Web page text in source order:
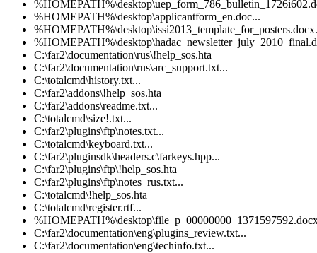
%HOMEPATH%\desktop\applicantform_en.doc...
C:\far2\documentation\rus\!help_sos.hta
C:\far2\documentation\rus\arc_support.txt...
C:\totalcmd\history.txt...
C:\far2\addons\!help_sos.hta
C:\far2\addons\readme.txt...
C:\totalcmd\size!.txt...
C:\far2\plugins\ftp\notes.txt...
C:\totalcmd\keyboard.txt...
C:\far2\pluginsdk\headers.c\farkeys.hpp...
C:\far2\plugins\ftp\!help_sos.hta
C:\far2\plugins\ftp\notes_rus.txt...
C:\totalcmd\!help_sos.hta
C:\totalcmd\register.rtf...
C:\far2\documentation\eng\plugins_review.txt...
C:\far2\documentation\eng\techinfo.txt...